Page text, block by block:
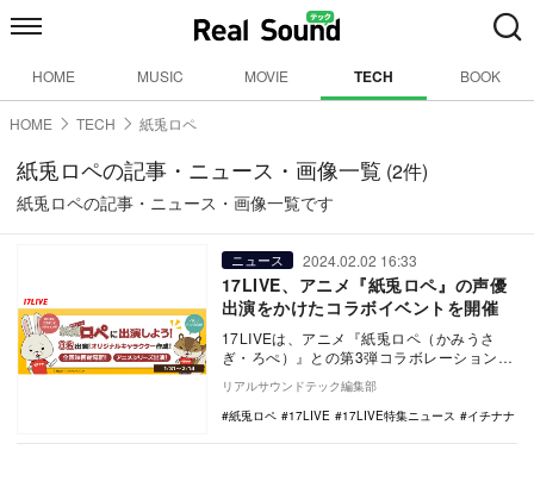
HOME MUSIC MOVIE TECH BOOK
HOME TECH 紙兎ロペ
紙兎ロペの記事・ニュース・画像一覧 (2件)
紙兎ロペの記事・ニュース・画像一覧です
ニュース 2024.02.02 16:33
17LIVE、アニメ『紙兎ロペ』の声優
出演をかけたコラボイベントを開催
17LIVEは、アニメ『紙兎ロペ（かみうさ
ぎ・ろぺ）』との第3弾コラボレーションイ
ベント『紙兎ロペに出演しよう♩』を2024
年1…
リアルサウンドテック編集部
紙兎ロペ
17LIVE 17LIVE特集ニュース イチナナ